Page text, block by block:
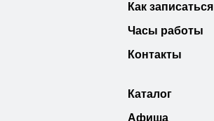
Как записаться
Часы работы
Контакты
Каталог
Афиша